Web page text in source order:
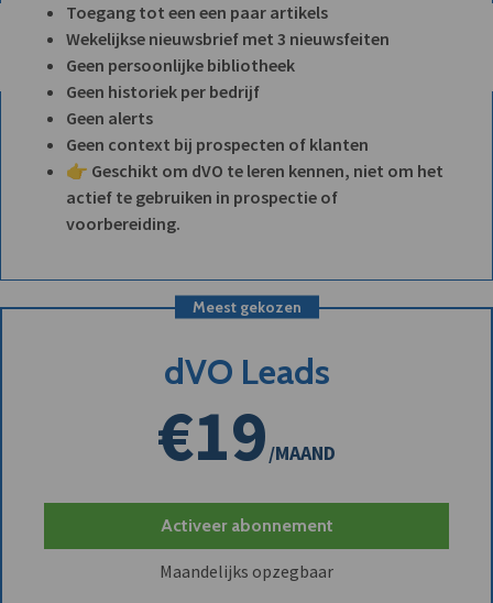
Toegang tot een een paar artikels
Wekelijkse nieuwsbrief met 3 nieuwsfeiten
Geen persoonlijke bibliotheek
Geen historiek per bedrijf
Geen alerts
Geen context bij prospecten of klanten
👉 Geschikt om dVO te leren kennen, niet om het
actief te gebruiken in prospectie of
voorbereiding.
Meest gekozen
dVO Leads
€19/MAAND
Activeer abonnement
Maandelijks opzegbaar